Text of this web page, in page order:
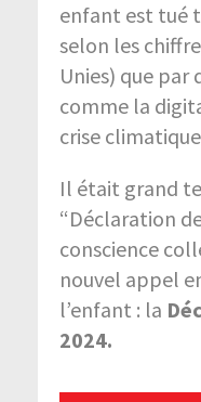
enfant est tué
selon les
Unies) que par
comme la
crise
Il était grand
“Déclaration
conscience
nouvel appel
l’enfant : la
2024.